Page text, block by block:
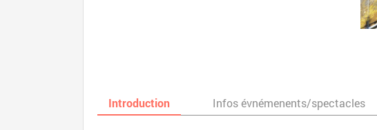
Introduction Infos évnémenents/spectacles